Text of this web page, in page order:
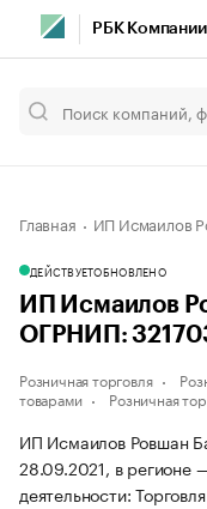
РБК Компании
Главная ИП Исмаилов
ДЕЙСТВУЕТОБНОВЛЕНО
ИП Исмаилов
ОГРНИП:
Розничная торговля
товарами
Розничная
ИП Исмаилов Ровшан
28.09.2021, в регионе
деятельности: